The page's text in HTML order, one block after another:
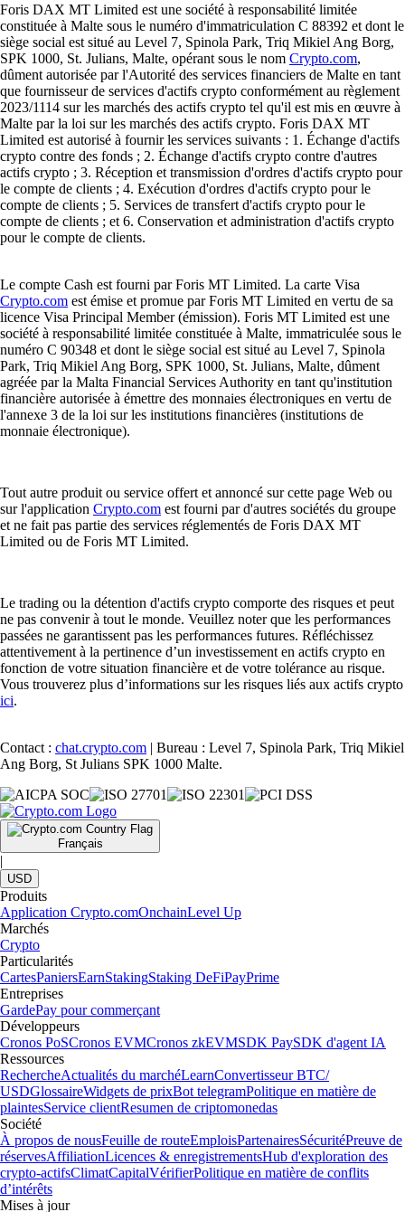
Foris DAX MT Limited est une société à responsabilité limitée
constituée à Malte sous le numéro d'immatriculation C 88392 et dont le
siège social est situé au Level 7, Spinola Park, Triq Mikiel Ang Borg,
SPK 1000, St. Julians, Malte, opérant sous le nom Crypto.com,
dûment autorisée par l'Autorité des services financiers de Malte en tant
que fournisseur de services d'actifs crypto conformément au règlement
2023/1114 sur les marchés des actifs crypto tel qu'il est mis en œuvre à
Malte par la loi sur les marchés des actifs crypto. Foris DAX MT
Limited est autorisé à fournir les services suivants : 1. Échange d'actifs
crypto contre des fonds ; 2. Échange d'actifs crypto contre d'autres
actifs crypto ; 3. Réception et transmission d'ordres d'actifs crypto pour
le compte de clients ; 4. Exécution d'ordres d'actifs crypto pour le
compte de clients ; 5. Services de transfert d'actifs crypto pour le
compte de clients ; et 6. Conservation et administration d'actifs crypto
pour le compte de clients.
Le compte Cash est fourni par Foris MT Limited. La carte Visa
Crypto.com est émise et promue par Foris MT Limited en vertu de sa
licence Visa Principal Member (émission). Foris MT Limited est une
société à responsabilité limitée constituée à Malte, immatriculée sous le
numéro C 90348 et dont le siège social est situé au Level 7, Spinola
Park, Triq Mikiel Ang Borg, SPK 1000, St. Julians, Malte, dûment
agréée par la Malta Financial Services Authority en tant qu'institution
financière autorisée à émettre des monnaies électroniques en vertu de
l'annexe 3 de la loi sur les institutions financières (institutions de
monnaie électronique).
Tout autre produit ou service offert et annoncé sur cette page Web ou
sur l'application Crypto.com est fourni par d'autres sociétés du groupe
et ne fait pas partie des services réglementés de Foris DAX MT
Limited ou de Foris MT Limited.
Le trading ou la détention d'actifs crypto comporte des risques et peut
ne pas convenir à tout le monde. Veuillez noter que les performances
passées ne garantissent pas les performances futures. Réfléchissez
attentivement à la pertinence d’un investissement en actifs crypto en
fonction de votre situation financière et de votre tolérance au risque.
Vous trouverez plus d’informations sur les risques liés aux actifs crypto
ici.
Contact : chat.crypto.com | Bureau : Level 7, Spinola Park, Triq Mikiel
Ang Borg, St Julians SPK 1000 Malte.
Français
|
USD
Produits
Application Crypto.comOnchainLevel Up
Marchés
Crypto
Particularités
CartesPaniersEarnStakingStaking DeFiPayPrime
Entreprises
GardePay pour commerçant
Développeurs
Cronos PoSCronos EVMCronos zkEVMSDK PaySDK d'agent IA
Ressources
RechercheActualités du marchéLearnConvertisseur BTC/
USDGlossaireWidgets de prixBot telegramPolitique en matière de
plaintesService clientResumen de criptomonedas
Société
À propos de nousFeuille de routeEmploisPartenairesSécuritéPreuve de
réservesAffiliationLicences & enregistrementsHub d'exploration des
crypto-actifsClimatCapitalVérifierPolitique en matière de conflits
d’intérêts
Mises à jour